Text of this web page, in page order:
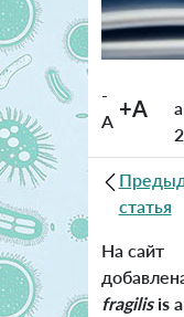
-
A +A
статья
На сайт
fragilis is